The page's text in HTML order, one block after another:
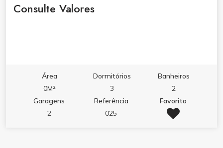
Consulte Valores
Área
0M²
Dormitórios
3
Banheiros
2
Garagens
2
Referência
025
Favorito